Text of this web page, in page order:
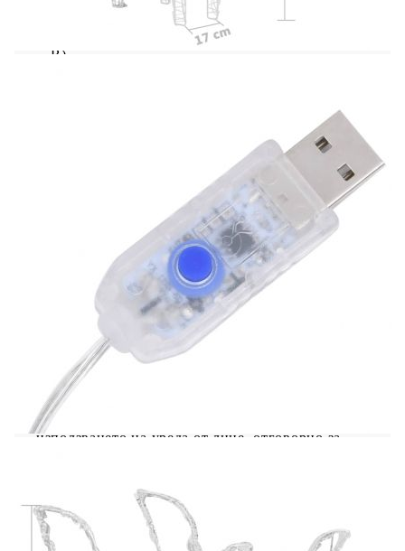
Цялостна дължина: 130 см
Размери на елена: 18 x 8,5 x 55 см (Д x Ш x
В)
Мощност: 5 W
С енергоспестяващи и издръжливи
светодиоди
За употреба на закрито и открито
Необходимо сглобяване: Да
Този уред не е предназначен за използване от
лица (включително деца) с намалени физически,
сетивни или умствени способности или с
недостатъчен опит и познания, освен ако не са
получили надзор или инструкции за
използването на уреда от лице, отговорно за